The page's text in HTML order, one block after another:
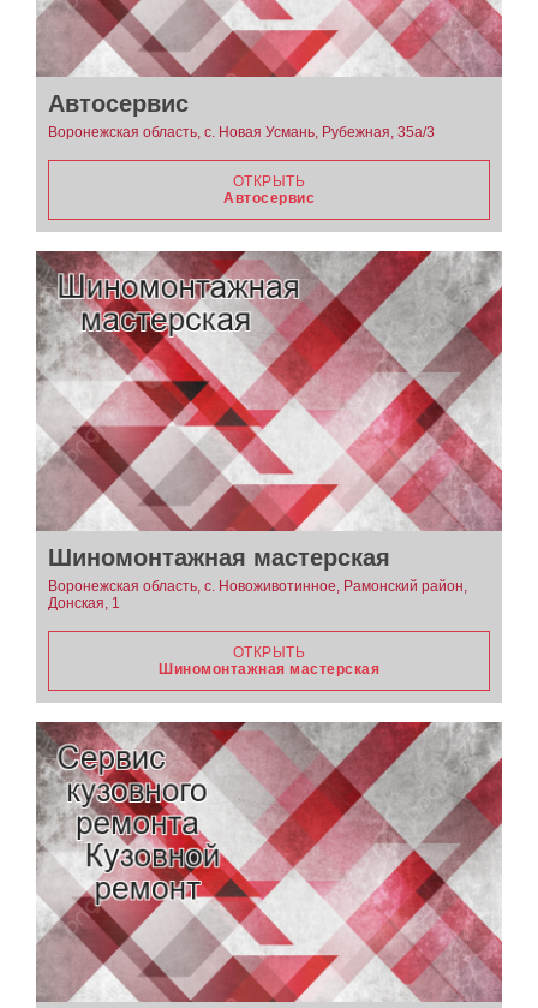
Автосервис
Воронежская область, с. Новая Усмань, Рубежная, 35а/3
ОТКРЫТЬ
Автосервис
Шиномонтажная мастерская
Воронежская область, с. Новоживотинное, Рамонский район,
Донская, 1
ОТКРЫТЬ
Шиномонтажная мастерская